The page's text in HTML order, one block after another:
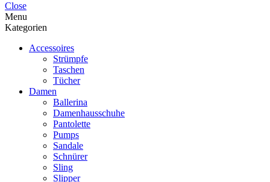
Close
Menu
Kategorien
Accessoires
Strümpfe
Taschen
Tücher
Damen
Ballerina
Damenhausschuhe
Pantolette
Pumps
Sandale
Schnürer
Sling
Slipper